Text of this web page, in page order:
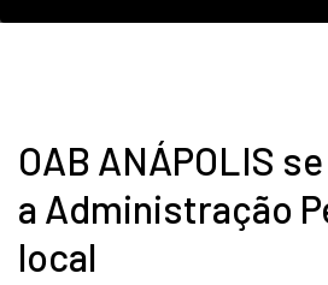
OAB ANÁPOLIS
a Administração
local